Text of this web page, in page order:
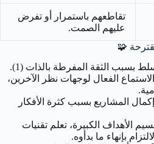
تقاطعهم باستمرار أو تفرض
عليهم الصمت.
🧩
بسبب الثقة المفرطة بالذات (1).
الفعال لوجهات نظر الآخرين،
المشاريع بسبب كثرة الأفكار
الأهداف الكبيرة، تعلم تقنيات
بإنهاء ما بدأوه.